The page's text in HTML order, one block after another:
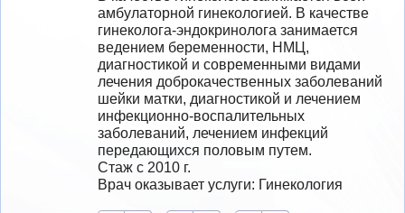
амбулаторной гинекологией. В качестве
гинеколога-эндокринолога занимается
ведением беременности, НМЦ,
диагностикой и современными видами
лечения доброкачественных заболеваний
шейки матки, диагностикой и лечением
инфекционно-воспалительных
заболеваний, лечением инфекций
передающихся половым путем.
Стаж с 2010 г.
Врач оказывает услуги: Гинекология